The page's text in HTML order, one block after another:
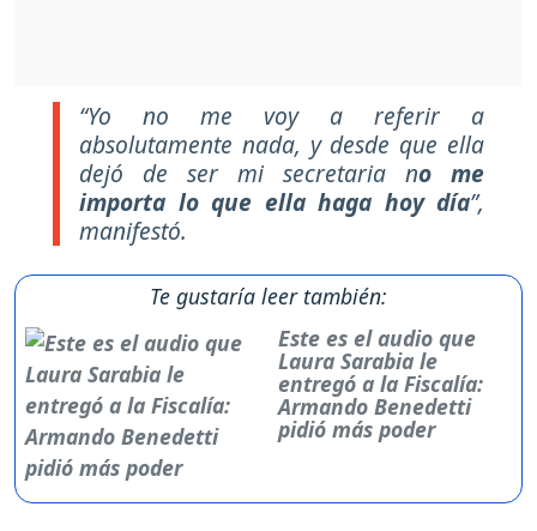
“Yo no me voy a referir a
absolutamente nada, y desde que ella
dejó de ser mi secretaria no me
importa lo que ella haga hoy día”,
manifestó.
Te gustaría leer también:
Este es el audio que
Laura Sarabia le
entregó a la Fiscalía:
Armando Benedetti
pidió más poder